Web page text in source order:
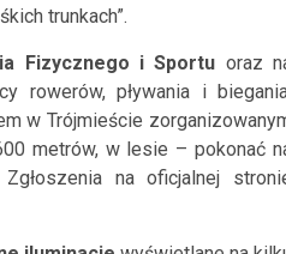
trunkach”.
Fizycznego i Sportu oraz
rowerów, pływania i
w Trójmieście
metrów, w lesie – pokonać
na oficjalnej